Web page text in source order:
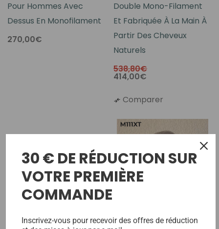
Pour Hommes Avec
Dessus En Monofilament
270,00€
Double Mono-Filament
Et Fabriquée À La Main À
Partir Des Cheveux
Naturels
538,80€
414,00€
Comparer
30 € DE RÉDUCTION SUR
VOTRE PREMIÈRE
COMMANDE
Inscrivez-vous pour recevoir des offres de réduction